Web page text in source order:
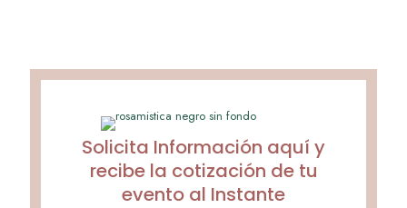
Solicita Información aquí y
recibe la cotización de tu
evento al Instante